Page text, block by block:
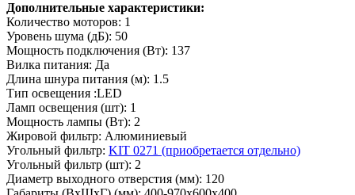
Дополнительные характеристики:
Количество моторов: 1
Уровень шума (дБ): 50
Мощность подключения (Вт): 137
Вилка питания: Да
Длина шнура питания (м): 1.5
Тип освещения :LED
Ламп освещения (шт): 1
Мощность лампы (Вт): 2
Жировой фильтр: Алюминиевый
Угольный фильтр: KIT 0271 (приобретается отдельно)
Угольный фильтр (шт): 2
Диаметр выходного отверстия (мм): 120